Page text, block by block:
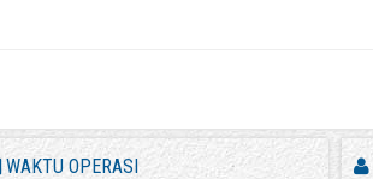
WAKTU OPERASI